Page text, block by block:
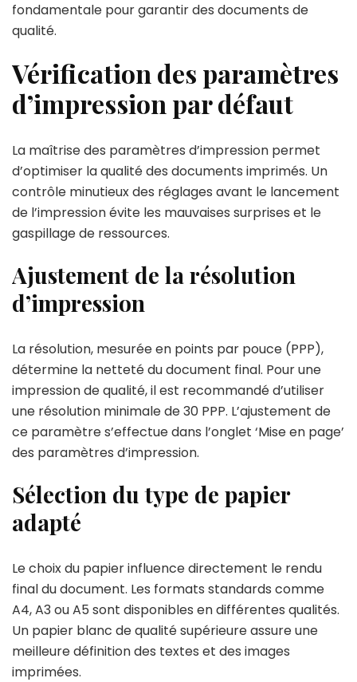
fondamentale pour garantir des documents de
qualité.
Vérification des paramètres
d’impression par défaut
La maîtrise des paramètres d’impression permet
d’optimiser la qualité des documents imprimés. Un
contrôle minutieux des réglages avant le lancement
de l’impression évite les mauvaises surprises et le
gaspillage de ressources.
Ajustement de la résolution
d’impression
La résolution, mesurée en points par pouce (PPP),
détermine la netteté du document final. Pour une
impression de qualité, il est recommandé d’utiliser
une résolution minimale de 30 PPP. L’ajustement de
ce paramètre s’effectue dans l’onglet ‘Mise en page’
des paramètres d’impression.
Sélection du type de papier
adapté
Le choix du papier influence directement le rendu
final du document. Les formats standards comme
A4, A3 ou A5 sont disponibles en différentes qualités.
Un papier blanc de qualité supérieure assure une
meilleure définition des textes et des images
imprimées.